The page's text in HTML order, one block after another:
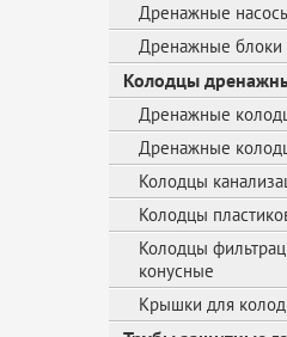
Дренажные
Дренажные блоки
Колодцы
Дренажные
Дренажные
Колодцы
Колодцы
Колодцы
конусные
Крышки для